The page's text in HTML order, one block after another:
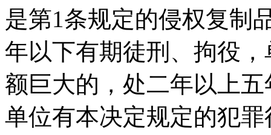
是第1条规定的侵权复制
年以下有期徒刑、拘役
额巨大的，处二年以上
单位有本决定规定的犯